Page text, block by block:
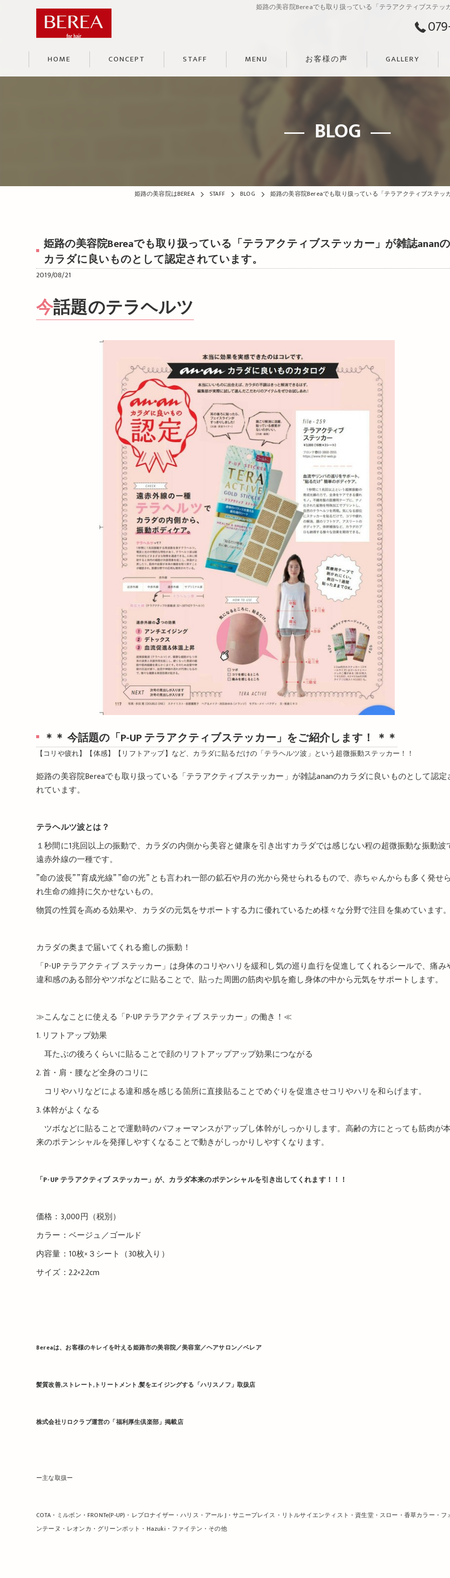
姫路の美容院Bereaでも取り扱っている「テラアクティブステ
HOME CONCEPT STAFF MENU お客様の声 GALLERY
BLOG
姫路の美容院はBEREA STAFF BLOG 姫路の美容院Bereaでも取り扱っている「テラアクティブステ
姫路の美容院Bereaでも取り扱っている「テラアクティブステッカー」が雑誌ananの
カラダに良いものとして認定されています。
2019/08/21
今話題のテラヘルツ
＊＊ 今話題の「P-UP テラアクティブステッカー」をご紹介します！ ＊＊
【コリや疲れ】【体感】【リフトアップ】など、カラダに貼るだけの「テラヘルツ波」という超微振動ステッカー！！
姫路の美容院Bereaでも取り扱っている「テラアクティブステッカー」が雑誌ananのカラダに良いものとして認定
れています。
テラヘルツ波とは？
１秒間に1兆回以上の振動で、カラダの内側から美容と健康を引き出すカラダでは感じない程の超微振動な振動波
遠赤外線の一種です。
”命の波長” ”育成光線” ”命の光” とも言われ一部の鉱石や月の光から発せられるもので、赤ちゃんからも多く発せ
れ生命の維持に欠かせないもの。
物質の性質を高める効果や、カラダの元気をサポートする力に優れているため様々な分野で注目を集めています
カラダの奥まで届いてくれる癒しの振動！
「P-UP テラアクティブ ステッカー」は身体のコリやハリを緩和し気の巡り血行を促進してくれるシールで、痛み
違和感のある部分やツボなどに貼ることで、貼った周囲の筋肉や肌を癒し身体の中から元気をサポートします。
≫こんなことに使える「P-UP テラアクティブ ステッカー」の働き！≪
1. リフトアップ効果
耳たぶの後ろくらいに貼ることで顔のリフトアップアップ効果につながる
2. 首・肩・腰など全身のコリに
コリやハリなどによる違和感を感じる箇所に直接貼ることでめぐりを促進させコリやハリを和らげます。
3. 体幹がよくなる
ツボなどに貼ることで運動時のパフォーマンスがアップし体幹がしっかりします。高齢の方にとっても筋肉が
来のポテンシャルを発揮しやすくなることで動きがしっかりしやすくなります。
「P-UP テラアクティブ ステッカー」が、カラダ本来のポテンシャルを引き出してくれます！！！
価格：3,000円（税別）
カラー：ベージュ／ゴールド
内容量：10枚×３シート（30枚入り）
サイズ：2.2×2.2cm
Bereaは、お客様のキレイを叶える姫路市の美容院／美容室／ヘアサロン／ベレア
髪質改善,ストレート,トリートメント,髪をエイジングする「ハリスノフ」取扱店
株式会社リロクラブ運営の「福利厚生倶楽部」掲載店
ー主な取扱ー
COTA・ミルボン・FRONTe(P-UP)・レプロナイザー・ハリス・アール J・サニープレイス・リトルサイエンティスト・資生堂・スロー・香草カラー・フ
ンテーヌ・レオンカ・グリーンポット・Hazuki・ファイテン・その他